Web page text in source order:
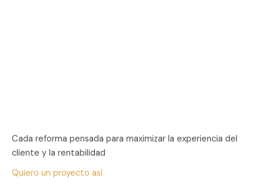
Cada reforma pensada para maximizar la experiencia del
cliente y la rentabilidad
Quiero un proyecto así